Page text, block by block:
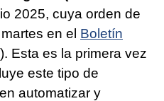
2025, cuya orden de
en el Boletín
Esta es la primera vez
este tipo de
automatizar y